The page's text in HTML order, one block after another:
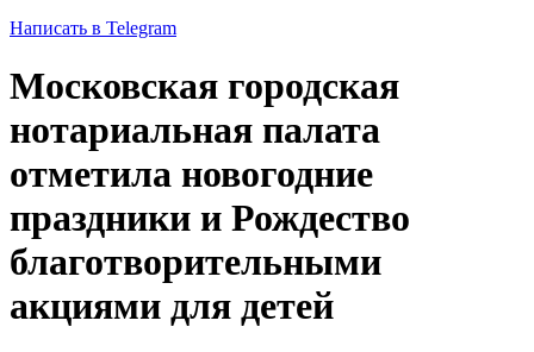
Написать в Telegram
Московская городская
нотариальная палата
отметила новогодние
праздники и Рождество
благотворительными
акциями для детей